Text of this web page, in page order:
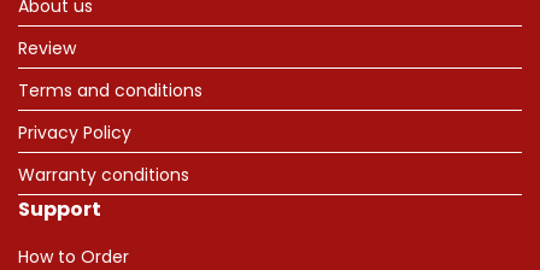
About us
Review
Terms and conditions
Privacy Policy
Warranty conditions
Support
How to Order